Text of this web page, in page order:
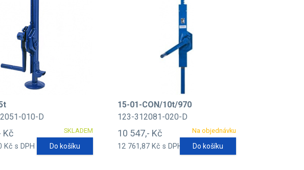
010-D
SKLADEM
Kč
Kč s DPH Do košíku
15-01-CON/10t/970
123-312081-020-D
Na objednávku
10 547,- Kč
12 761,87 Kč s DPH Do košíku